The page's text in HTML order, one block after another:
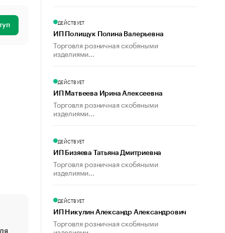
«От спорта тело стареет иначе». Как живет глава
ДЕЙСТВУЕТ
ИП Полищук Полина Валерьевна
Торговля розничная скобяными
изделиями...
ДЕЙСТВУЕТ
ИП Матвеева Ирина Алексеевна
Торговля розничная скобяными
изделиями...
ДЕЙСТВУЕТ
ИП Бизяева Татьяна Дмитриевна
Торговля розничная скобяными
изделиями...
ДЕЙСТВУЕТ
ИП Никулин Александр Александрович
Торговля розничная скобяными